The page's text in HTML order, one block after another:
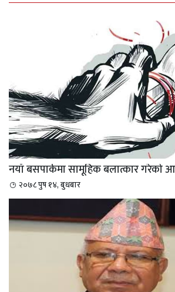
नयाँ बसपार्कमा सामूहिक बलात्कार गरेको
२०७८ पुष १४, बुधबार